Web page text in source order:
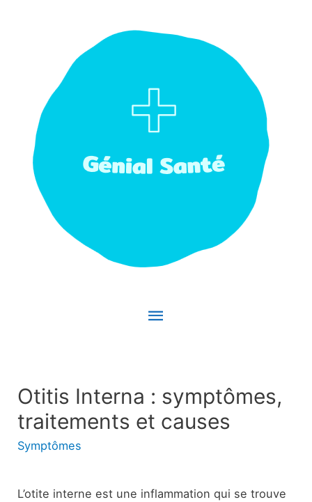
Menu
Otitis Interna : symptômes,
traitements et causes
Symptômes
L’otite interne est une inflammation qui se trouve